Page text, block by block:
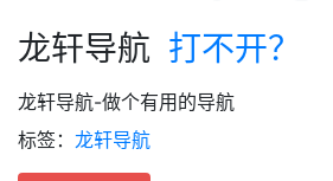
龙轩导航 打不开？
龙轩导航-做个有用的导航
标签： 龙轩导航